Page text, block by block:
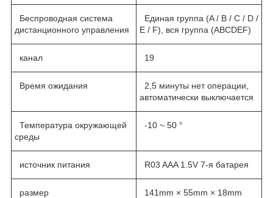
Беспроводная система
дистанционного управления
Единая группа (A / B / C / D /
E / F), вся группа (ABCDEF)
канал 19
Время ожидания
2,5 минуты нет операции,
автоматически выключается
Температура окружающей
среды
-10 ~ 50 °
источник питания R03 AAA 1.5V 7-я батарея
размер 141mm × 55mm × 18mm